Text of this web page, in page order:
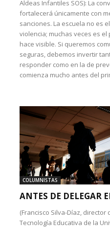
Aldeas Infantiles SOS): La
fortalecerá únicamente con
sanciones. La escuela no es
violencia; muchas veces es
hace visible. Si queremos
seguras, debemos invertir
responder como en la de
comienza mucho antes del
COLUMNISTAS
ANTES DE DELEGAR
(Francisco Silva-Díaz,
Tecnología Educativa de la